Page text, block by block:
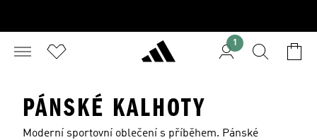
1
PÁNSKÉ KALHOTY
Moderní sportovní oblečení s příběhem. Pánské